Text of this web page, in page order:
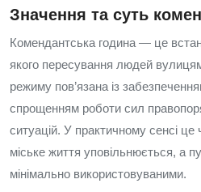
Значення та суть
Комендантська година — це
якого пересування людей
режиму пов’язана із
спрощенням роботи сил
ситуацій. У практичному сенсі
міське життя уповільнюється, а
мінімально використовуваними.